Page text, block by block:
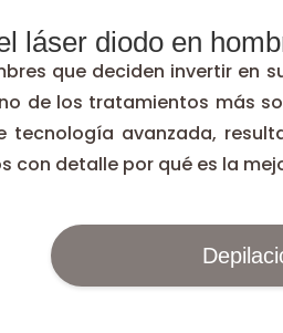
láser diodo en
que deciden invertir en
de los tratamientos más
tecnología avanzada,
con detalle por qué es la